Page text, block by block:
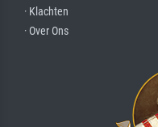
· Klachten
· Over Ons